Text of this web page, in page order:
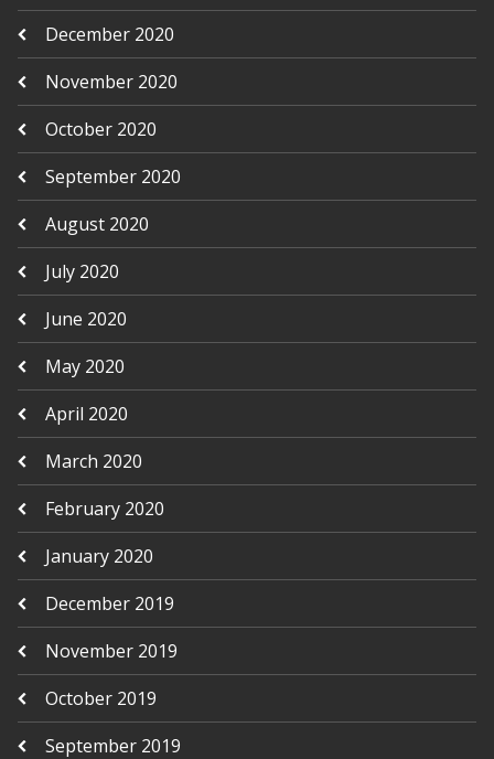
December 2020
November 2020
October 2020
September 2020
August 2020
July 2020
June 2020
May 2020
April 2020
March 2020
February 2020
January 2020
December 2019
November 2019
October 2019
September 2019